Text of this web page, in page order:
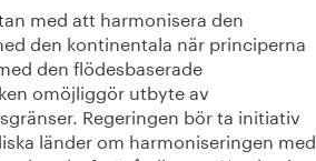
med att harmonisera den
den kontinentala när principerna
den flödesbaserade
omöjliggör utbyte av
Regeringen bör ta initiativ
länder om harmoniseringen med